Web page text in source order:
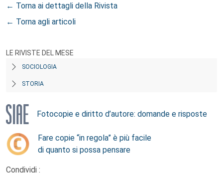
← Torna ai dettagli della Rivista
← Torna agli articoli
LE RIVISTE DEL MESE
SOCIOLOGIA
STORIA
Fotocopie e diritto d’autore: domande e risposte
Fare copie “in regola” è più facile
di quanto si possa pensare
Condividi :